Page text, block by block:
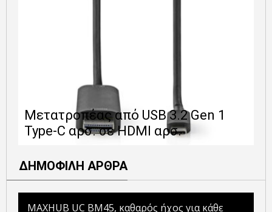
Μετατροπέας από USB 3.2 Gen 1
Type-C αρσ. σε HDMI αρσ.
ΔΗΜΟΦΙΛΗ ΑΡΘΡΑ
MAXHUB UC BM45, καθαρός ήχος για κάθε